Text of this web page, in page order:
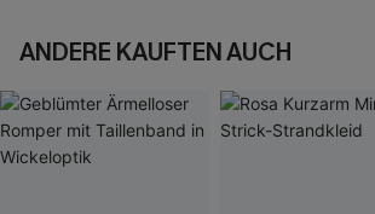
ANDERE KAUFTEN AUCH